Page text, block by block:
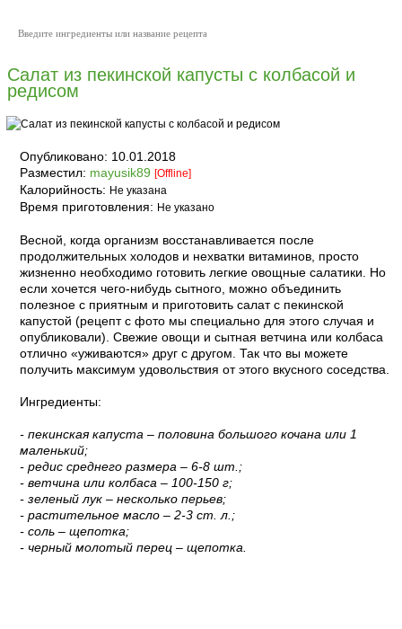
Салат из пекинской капусты с колбасой и
редисом
Опубликовано: 10.01.2018
Разместил: mayusik89 [Offline]
Калорийность: Не указана
Время приготовления: Не указано
Весной, когда организм восстанавливается после
продолжительных холодов и нехватки витаминов, просто
жизненно необходимо готовить легкие овощные салатики. Но
если хочется чего-нибудь сытного, можно объединить
полезное с приятным и приготовить салат с пекинской
капустой (рецепт с фото мы специально для этого случая и
опубликовали). Свежие овощи и сытная ветчина или колбаса
отлично «уживаются» друг с другом. Так что вы можете
получить максимум удовольствия от этого вкусного соседства.
Ингредиенты:
- пекинская капуста – половина большого кочана или 1
маленький;
- редис среднего размера – 6-8 шт.;
- ветчина или колбаса – 100-150 г;
- зеленый лук – несколько перьев;
- растительное масло – 2-3 ст. л.;
- соль – щепотка;
- черный молотый перец – щепотка.